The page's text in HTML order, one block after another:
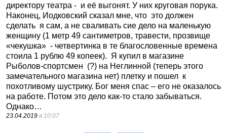
директору театра - и её выгонят. У них круговая порука.
Наконец, Иодковский сказал мне, что это должен
сделать я сам, а не сваливать сие дело на маленькую
женщину (1 метр 49 сантиметров, травести, прозвище
«чекушка» - четвертинка в те благословенные времена
стоила 1 рублю 49 копеек). Я купил в магазине
Рыболов-спортсмен (?) на Неглинной (теперь этого
замечательного магазина нет) плетку и пошел к
похотливому шустрику. Бог меня спас – его не оказалось
на работе. Потом это дело как-то стало забываться.
Однако…
23.04.2019 в 10:07